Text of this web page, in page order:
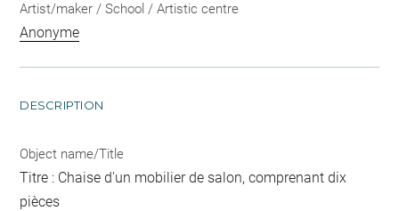
Artist/maker / School / Artistic centre
Anonyme
DESCRIPTION
Object name/Title
Titre : Chaise d'un mobilier de salon, comprenant dix
pièces